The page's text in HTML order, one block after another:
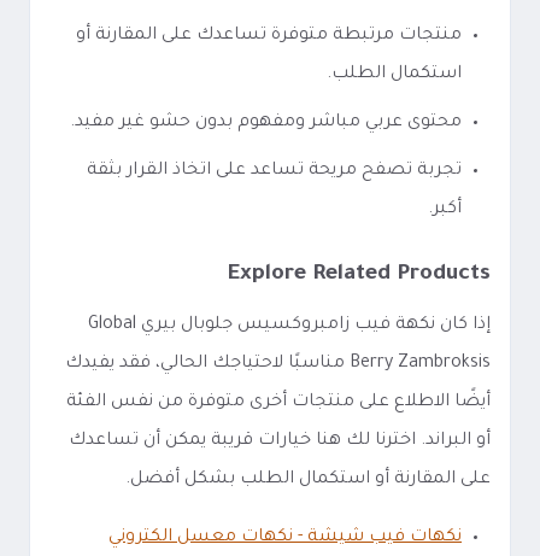
منتجات مرتبطة متوفرة تساعدك على المقارنة أو
استكمال الطلب.
محتوى عربي مباشر ومفهوم بدون حشو غير مفيد.
تجربة تصفح مريحة تساعد على اتخاذ القرار بثقة
أكبر.
Explore Related Products
إذا كان نكهة فيب زامبروكسيس جلوبال بيري Global
Berry Zambroksis مناسبًا لاحتياجك الحالي، فقد يفيدك
أيضًا الاطلاع على منتجات أخرى متوفرة من نفس الفئة
أو البراند. اخترنا لك هنا خيارات قريبة يمكن أن تساعدك
على المقارنة أو استكمال الطلب بشكل أفضل.
نكهات فيب شيشة - نكهات معسل الكتروني